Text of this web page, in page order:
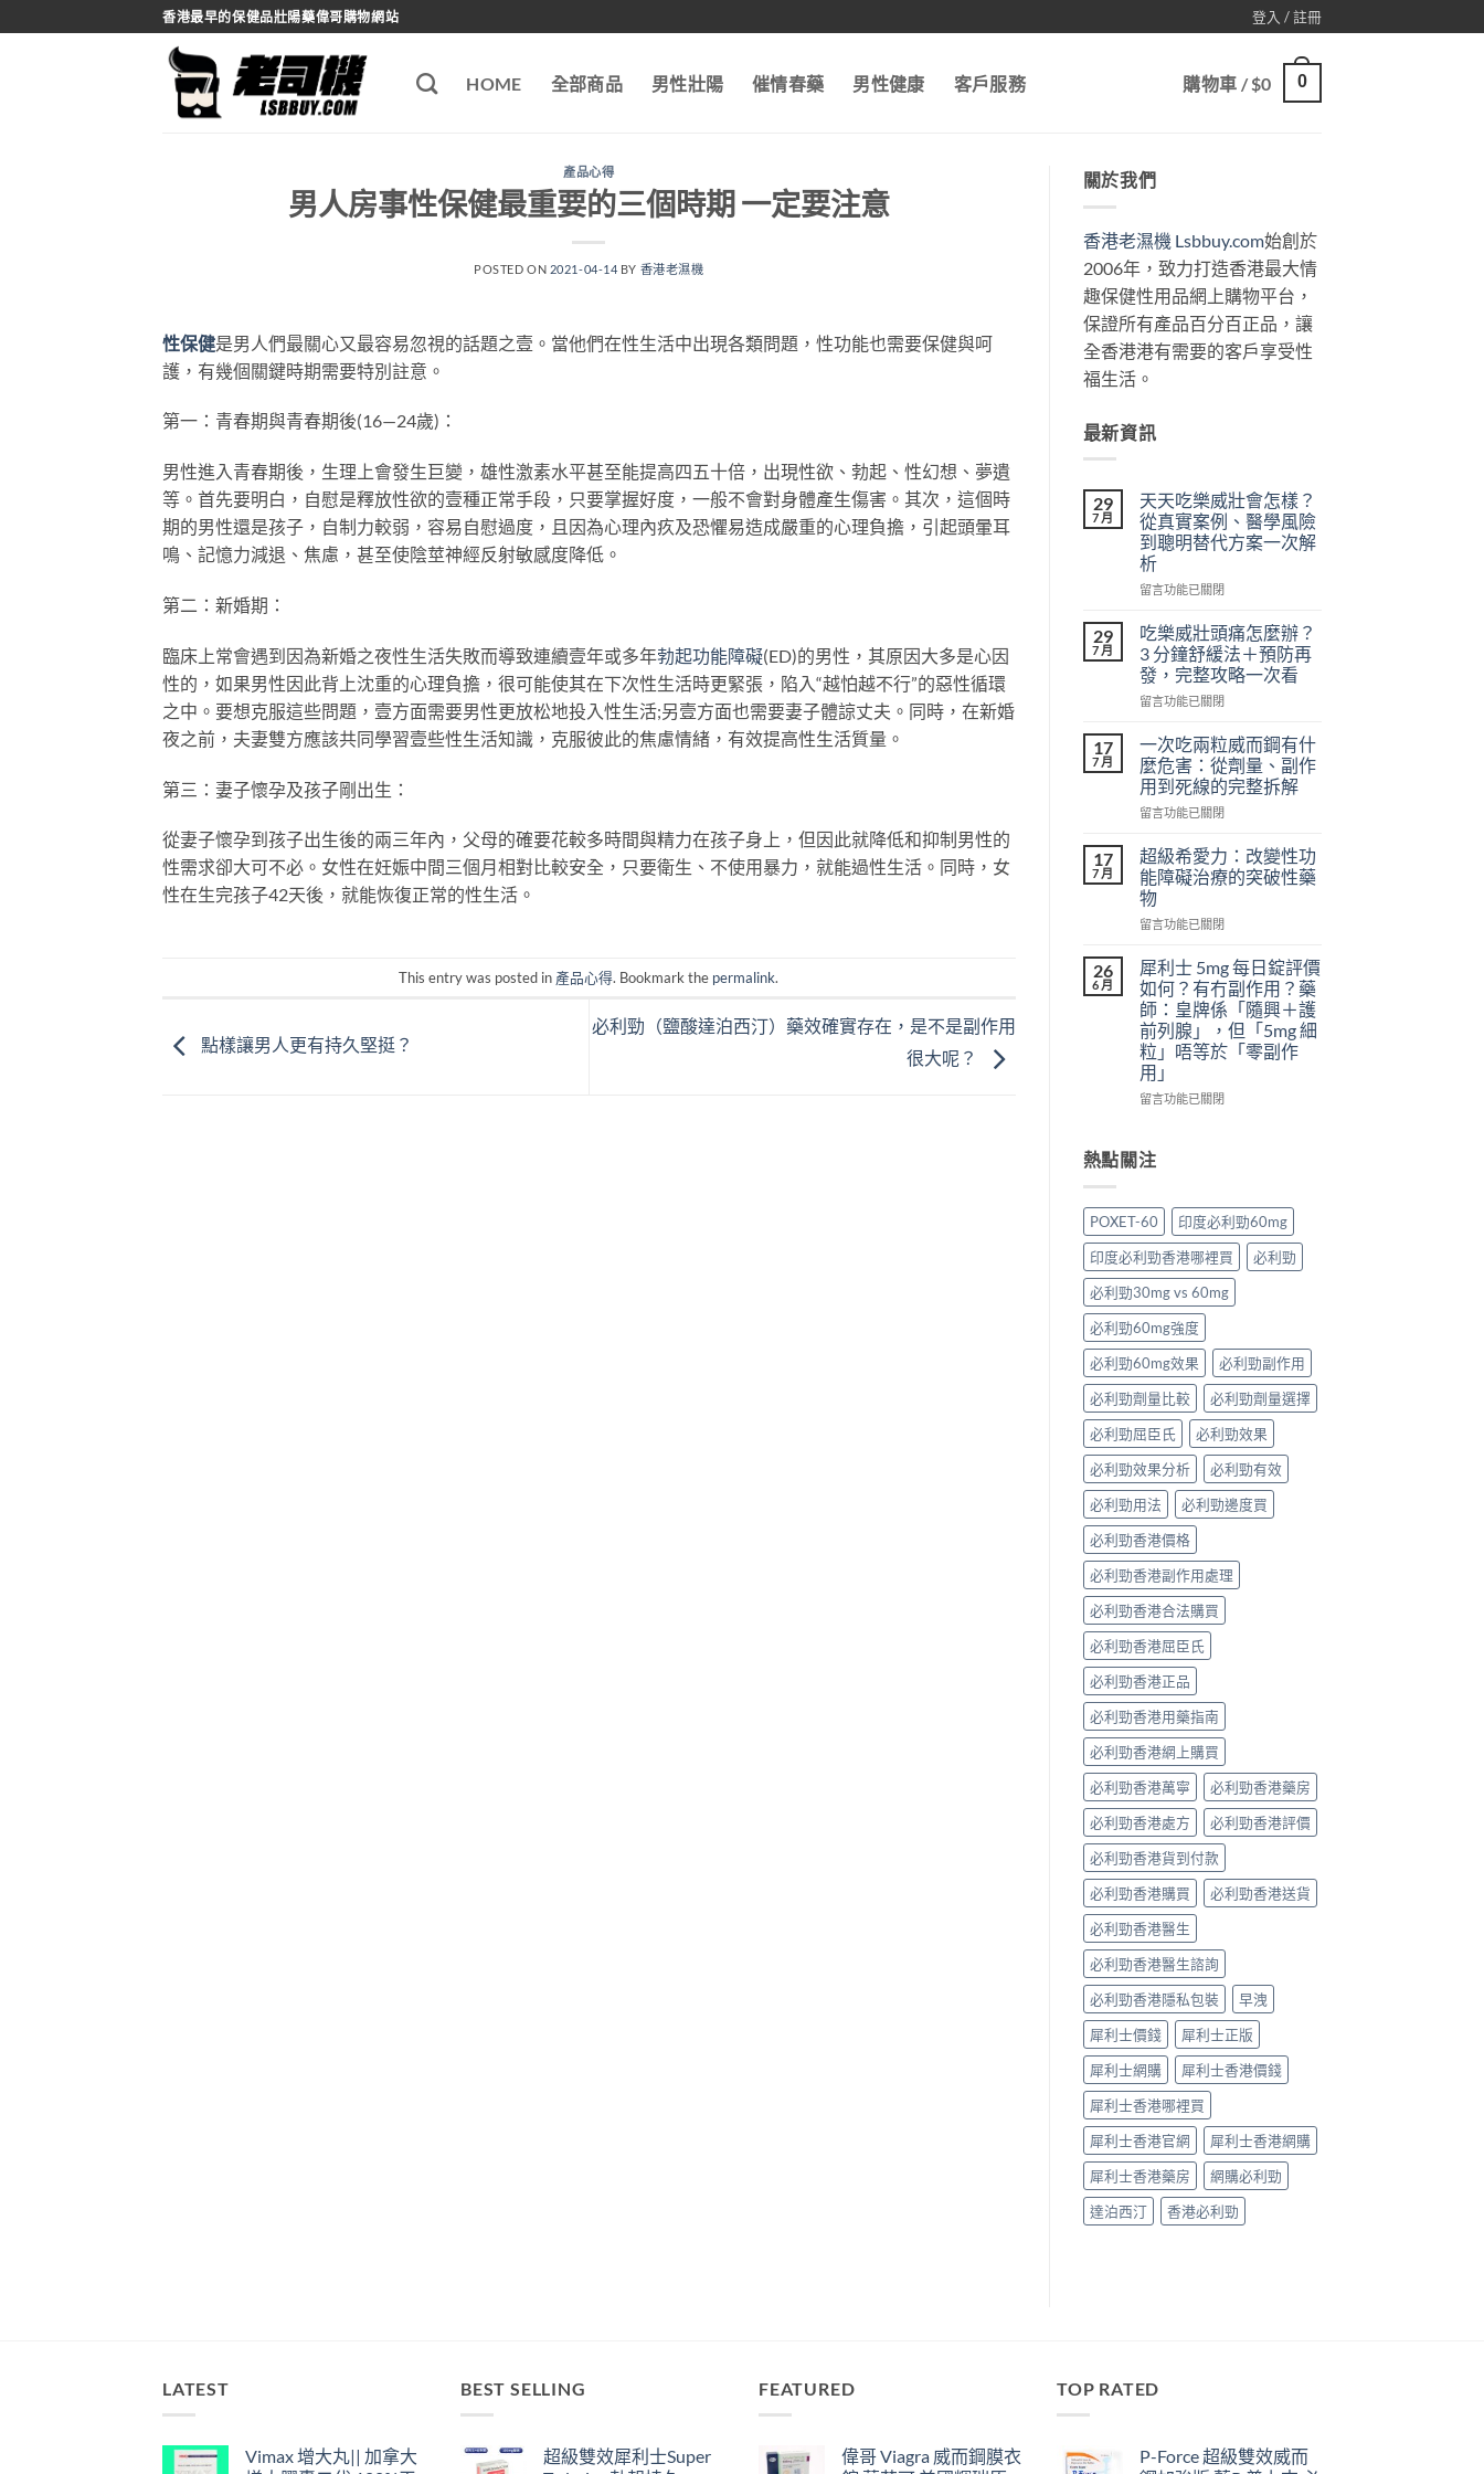
to
香港最早的保健品壯陽藥偉哥購物網站 登入 / 註冊
HOME 全部商品 男性壯陽 催情春藥 男性健康 客戶服務 購物車 /$0 0
產品心得
男人房事性保健最重要的三個時期 一定要注意
POSTED ON 2021-04-14 BY 香港老濕機
性保健是男人們最關心又最容易忽視的話題之壹。當他們在性生活中出現各類問題，性功能也需要保健與呵
護，有幾個關鍵時期需要特別註意。
第一：青春期與青春期後(16—24歲)：
男性進入青春期後，生理上會發生巨變，雄性激素水平甚至能提高四五十倍，出現性欲、勃起、性幻想、夢遺
等。首先要明白，自慰是釋放性欲的壹種正常手段，只要掌握好度，一般不會對身體產生傷害。其次，這個時
期的男性還是孩子，自制力較弱，容易自慰過度，且因為心理內疚及恐懼易造成嚴重的心理負擔，引起頭暈耳
鳴、記憶力減退、焦慮，甚至使陰莖神經反射敏感度降低。
第二：新婚期：
臨床上常會遇到因為新婚之夜性生活失敗而導致連續壹年或多年勃起功能障礙(ED)的男性，其原因大多是心因
性的，如果男性因此背上沈重的心理負擔，很可能使其在下次性生活時更緊張，陷入“越怕越不行”的惡性循環
之中。要想克服這些問題，壹方面需要男性更放松地投入性生活;另壹方面也需要妻子體諒丈夫。同時，在新婚
夜之前，夫妻雙方應該共同學習壹些性生活知識，克服彼此的焦慮情緒，有效提高性生活質量。
第三：妻子懷孕及孩子剛出生：
從妻子懷孕到孩子出生後的兩三年內，父母的確要花較多時間與精力在孩子身上，但因此就降低和抑制男性的
性需求卻大可不必。女性在妊娠中間三個月相對比較安全，只要衛生、不使用暴力，就能過性生活。同時，女
性在生完孩子42天後，就能恢復正常的性生活。
This entry was posted in 產品心得. Bookmark the permalink.
點樣讓男人更有持久堅挺？
必利勁（鹽酸達泊西汀）藥效確實存在，是不是副作用
很大呢？
關於我們
香港老濕機 Lsbbuy.com始創於
2006年，致力打造香港最大情
趣保健性用品網上購物平台，
保證所有產品百分百正品，讓
全香港港有需要的客戶享受性
福生活。
最新資訊
29
7 月
天天吃樂威壯會怎樣？
從真實案例、醫學風險
到聰明替代方案一次解
析
在
天
吃
樂
威
壯
樣？
從
真
實
例、
醫
學
風
險
聰
明
替
代
方
案
一
次
中
留言功能已關閉
29
7 月
吃樂威壯頭痛怎麼辦？
3 分鐘舒緩法＋預防再
發，完整攻略一次看
在
威
壯
頭
痛
麼
辦？
3
分
鐘
緩
法
＋
預
防
再
發，
完
略
一
看〉
中
留言功能已關閉
17
7 月
一次吃兩粒威而鋼有什
麼危害：從劑量、副作
用到死線的完整拆解
在
次
吃
兩
粒
威
鋼
有
什
麼
危
害：
從
劑
作
用
死
線
的
完
整
拆
解〉
中
留言功能已關閉
17
7 月
超級希愛力：改變性功
能障礙治療的突破性藥
物
在
級
希
愛
力：
改
變
性
功
礙
治
的
突
破
性
藥
物〉
中
留言功能已關閉
26
6 月
犀利士 5mg 每日錠評價
如何？有冇副作用？藥
師：皇牌係「隨興＋護
前列腺」，但「5mg 細
粒」唔等於「零副作
用」
在
士
5mg
日
錠
評
價
如
何？
有
冇
副
作
用？
藥
師：
皇
牌
係
「隨
興
＋
護
前
列
腺」，
但
「5mg
細
粒」
唔
等
於
「零
副
作
用」〉
中
留言功能已關閉
熱點關注
POXET-60
印度必利勁60mg
印度必利勁香港哪裡買
必利勁
必利勁30mg vs 60mg
必利勁60mg強度
必利勁60mg效果
必利勁副作用
必利勁劑量比較
必利勁劑量選擇
必利勁屈臣氏
必利勁效果
必利勁效果分析
必利勁有效
必利勁用法
必利勁邊度買
必利勁香港價格
必利勁香港副作用處理
必利勁香港合法購買
必利勁香港屈臣氏
必利勁香港正品
必利勁香港用藥指南
必利勁香港網上購買
必利勁香港萬寧
必利勁香港藥房
必利勁香港處方
必利勁香港評價
必利勁香港貨到付款
必利勁香港購買
必利勁香港送貨
必利勁香港醫生
必利勁香港醫生諮詢
必利勁香港隱私包裝
早洩
犀利士價錢
犀利士正版
犀利士網購
犀利士香港價錢
犀利士香港哪裡買
犀利士香港官網
犀利士香港網購
犀利士香港藥房
網購必利勁
達泊西汀
香港必利勁
LATEST
Vimax 增大丸|| 加拿大
BEST SELLING
超級雙效犀利士Super
FEATURED
偉哥 Viagra 威而鋼膜衣
TOP RATED
P-Force 超級雙效威而